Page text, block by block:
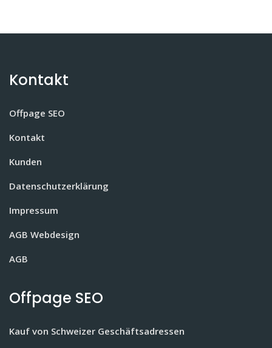
Kontakt
Offpage SEO
Kontakt
Kunden
Datenschutzerklärung
Impressum
AGB Webdesign
AGB
Offpage SEO
Kauf von Schweizer Geschäftsadressen